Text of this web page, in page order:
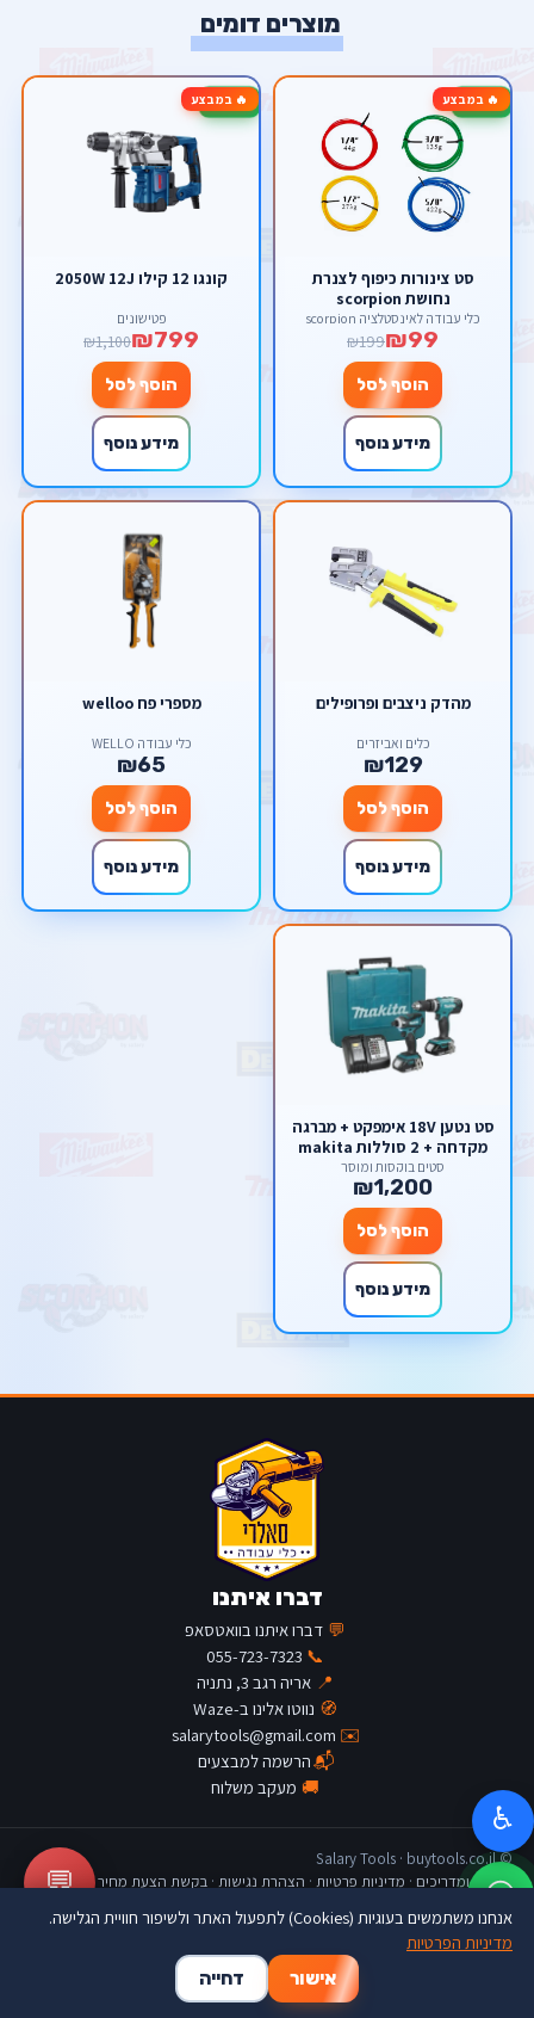
מוצרים דומים
🔥 במבצע-50%
סט צינורות כיפוף לצנרת
נחושת scorpion
כלי עבודה לאינסטלציה scorpion
₪99
₪199
הוסף לסל
מידע נוסף
🔥 במבצע-27%
קונגו 12 קילו 2050W 12J
פטישונים
₪799
₪1,100
הוסף לסל
מידע נוסף
מהדק ניצבים ופרופילים
כלים ואביזרים
₪129
הוסף לסל
מידע נוסף
מספרי פח welloo
כלי עבודה WELLO
₪65
הוסף לסל
מידע נוסף
סט נטען 18V אימפקט + מברגה
מקדחה + 2 סוללות makita
סטים בוקסות ומוסך
₪1,200
הוסף לסל
מידע נוסף
דברו איתנו
💬 דברו איתנו בוואטסאפ
📞
055-723-7323
📍 אריה רגב 3, נתניה
🧭 נווטו אלינו ב-Waze
✉️
salarytools@gmail.com
📬הרשמה למבצעים
🚚 מעקב משלוח
© Salary Tools · buytools.co.il
כתבות ומדריכים · מדיניות פרטיות · הצהרת נגישות · בקשת הצעת מחיר 💬
♿
🛒
סל קניות
אנחנו משתמשים בעוגיות (Cookies) לתפעול האתר ולשיפור חוויית הגלישה.
מדיניות הפרטיות
אישור
דחייה